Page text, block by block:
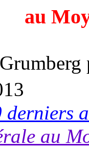
au
derniers
au